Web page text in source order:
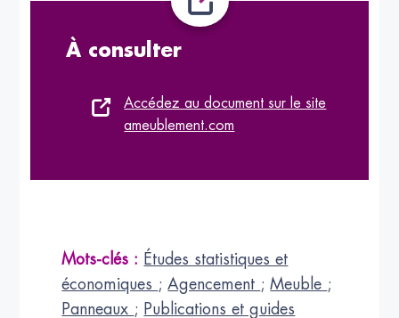
À consulter
Accédez au document sur le site
ameublement.com
Mots-clés : Études statistiques et
économiques ;Agencement ;Meuble ;
Panneaux ; Publications et guides